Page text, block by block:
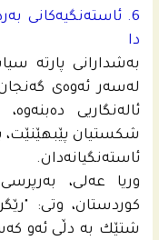
6. ئاسته‌نگیه‌كانى
دا
به‌شدارانى پارته‌
له‌سه‌ر ئه‌وه‌ى
ئاله‌نگاریی
شكستیان پێبهێنێت،
ئاسته‌نگیانه‌دان.
وریا عەلی،
كوردستان، وتى:
شتێك به‌ دڵى ئه‌و